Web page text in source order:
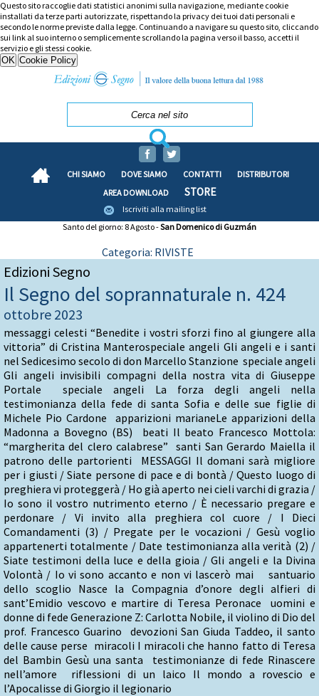
Questo sito raccoglie dati statistici anonimi sulla navigazione, mediante cookie
installati da terze parti autorizzate, rispettando la privacy dei tuoi dati personali e
secondo le norme previste dalla legge. Continuando a navigare su questo sito, cliccando
sui link al suo interno o semplicemente scrollando la pagina verso il basso, accetti il
servizio e gli stessi cookie.
CHI SIAMO DOVE SIAMO CONTATTI
DISTRIBUTORI
AREA DOWNLOAD
STORE
Iscriviti alla mailing list
Santo del giorno: 8 Agosto -San Domenico di Guzmán
Categoria: RIVISTE
Edizioni Segno
Il Segno del soprannaturale n. 424
ottobre 2023
messaggi celesti “Benedite i vostri sforzi fino al giungere alla
vittoria” di Cristina Manterospeciale angeli Gli angeli e i santi
nel Sedicesimo secolo di don Marcello Stanzione speciale angeli
Gli angeli invisibili compagni della nostra vita di Giuseppe
Portale speciale angeli La forza degli angeli nella
testimonianza della fede di santa Sofia e delle sue figlie di
Michele Pio Cardone apparizioni marianeLe apparizioni della
Madonna a Bovegno (BS) beati Il beato Francesco Mottola:
“margherita del clero calabrese” santi San Gerardo Maiella il
patrono delle partorienti MESSAGGI Il domani sarà migliore
per i giusti / Siate persone di pace e di bontà / Questo luogo di
preghiera vi proteggerà / Ho già aperto nei cieli varchi di grazia /
Io sono il vostro nutrimento eterno / È necessario pregare e
perdonare / Vi invito alla preghiera col cuore / I Dieci
Comandamenti (3) / Pregate per le vocazioni / Gesù voglio
appartenerti totalmente / Date testimonianza alla verità (2) /
Siate testimoni della luce e della gioia / Gli angeli e la Divina
Volontà / Io vi sono accanto e non vi lascerò mai santuario
dello scoglio Nasce la Compagnia d’onore degli alfieri di
sant’Emidio vescovo e martire di Teresa Peronace uomini e
donne di fede Generazione Z: Carlotta Nobile, il violino di Dio del
prof. Francesco Guarino devozioni San Giuda Taddeo, il santo
delle cause perse miracoli I miracoli che hanno fatto di Teresa
del Bambin Gesù una santa testimonianze di fede Rinascere
nell’amore riflessioni di un laico Il mondo a rovescio e
l’Apocalisse di Giorgio il legionario